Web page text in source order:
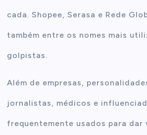
cada. Shopee, Serasa e Rede
também entre os nomes mais
golpistas.
Além de empresas,
jornalistas, médicos e
frequentemente usados para dar